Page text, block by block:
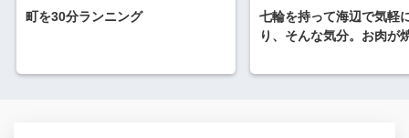
町を30分ランニング
七輪を持って海辺で気軽
り、そんな気分。お肉が